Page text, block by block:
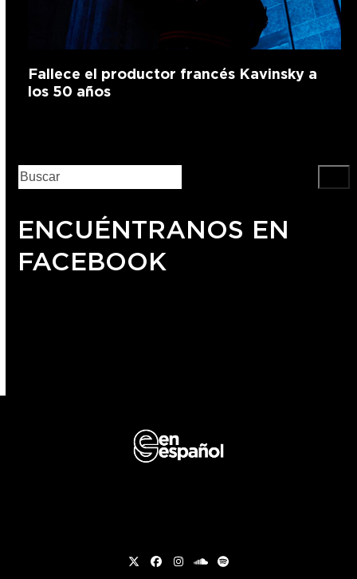
Fallece el productor francés Kavinsky a
los 50 años
ENCUÉNTRANOS EN
FACEBOOK
TwitterFacebook
Instagram
soundcloud
Spotify